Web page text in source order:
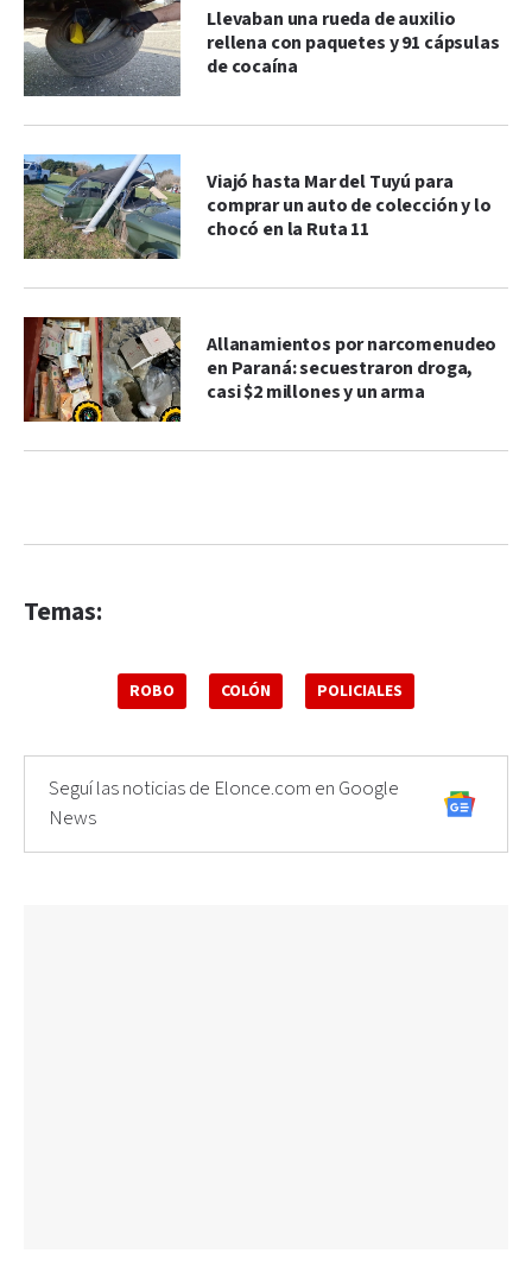
Llevaban una rueda de auxilio
rellena con paquetes y 91 cápsulas
de cocaína
Viajó hasta Mar del Tuyú para
comprar un auto de colección y lo
chocó en la Ruta 11
Allanamientos por narcomenudeo
en Paraná: secuestraron droga,
casi $2 millones y un arma
Temas:
ROBO COLÓN POLICIALES
Seguí las noticias de Elonce.com en Google
News